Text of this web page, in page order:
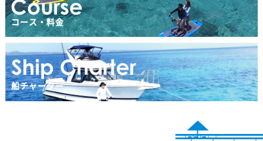
コース・料金
船チャーター